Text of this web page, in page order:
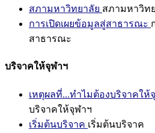
สภามหาวิทยาลัย สภามหาวิท
การเปิดเผยข้อมูลสู่สาธารณะ
สาธารณะ
บริจาคให้จุฬาฯ
เหตุผลที่...ทำไมต้องบริจาคให้
บริจาคให้จุฬาฯ
เริ่มต้นบริจาค เริ่มต้นบริจาค